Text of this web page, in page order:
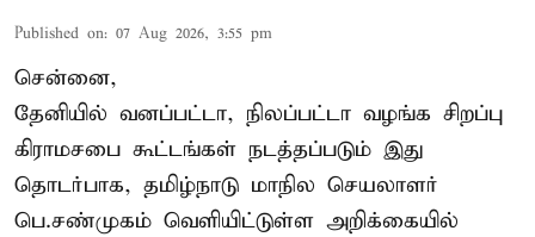
Published on: 07 Aug 2026, 3:55 pm
சென்னை,
தேனியில் வனப்பட்டா, நிலப்பட்டா வழங்க சிறப்பு
கிராமசபை கூட்டங்கள் நடத்தப்படும் இது
தொடர்பாக, தமிழ்நாடு மாநில செயலாளர்
பெ.சண்முகம் வெளியிட்டுள்ள அறிக்கையில்